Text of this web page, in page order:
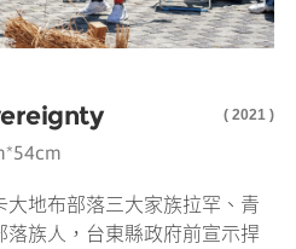
( 2021 )
地布部落三大家族拉罕、青
族人，台東縣政府前宣示捍